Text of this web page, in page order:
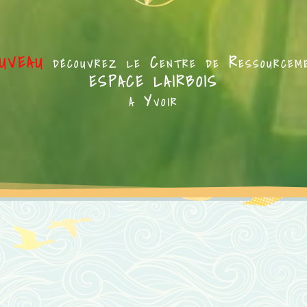
découvrez le Centre de
ESPACE LAIRBOIS
à Yvoir